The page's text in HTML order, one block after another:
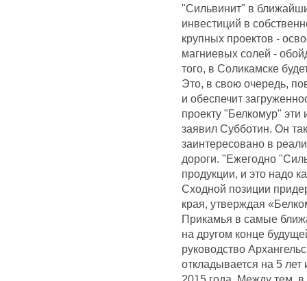
"Сильвинит" в
инвестиций в
крупных проектов -
магниевых солей -
того, в Соликамске
Это, в свою очередь,
и обеспечит
проекту "Белкомур"
заявил Субботин. Он
заинтересовано в
дороги. "Ежегодно
продукции, и это надо
Сходной позиции
края, утверждая
Прикамья в самые
на другом конце
руководство
откладывается на 5